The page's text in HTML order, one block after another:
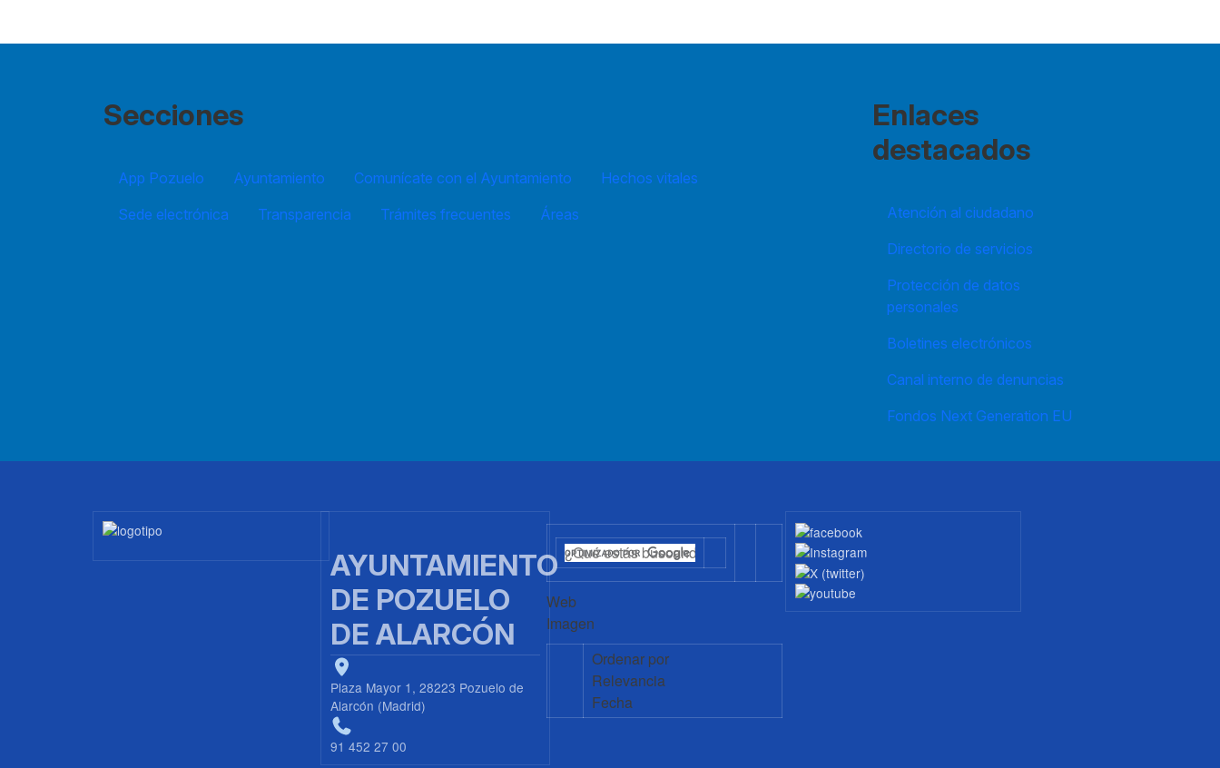
Secciones
App Pozuelo Ayuntamiento Comunícate con el Ayuntamiento
Hechos vitales
Sede electrónica
Transparencia Trámites frecuentes Áreas
Enlaces
destacados
Atención al ciudadano
Directorio de servicios
Protección de datos
personales
Boletines electrónicos
Canal interno de denuncias
Fondos Next Generation EU
Imagen
AYUNTAMIENTO
DE POZUELO
DE ALARCÓN
Plaza Mayor 1, 28223 Pozuelo de
Alarcón (Madrid)
91 452 27 00
Web
Imagen
Ordenar por
Relevancia
Fecha